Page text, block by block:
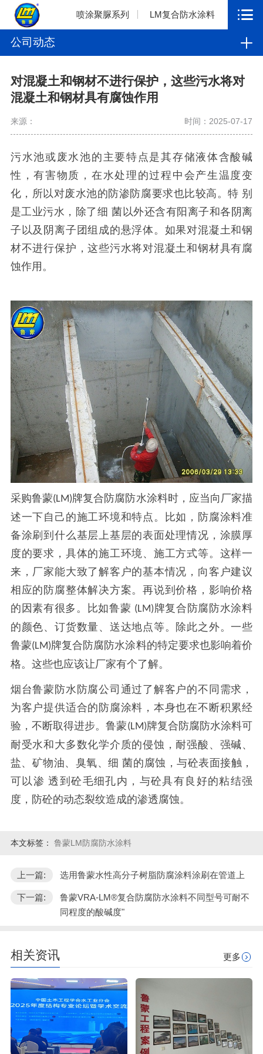
喷涂聚脲系列 LM复合防水涂料
公司动态
对混凝土和钢材不进行保护，这些污水将对
混凝土和钢材具有腐蚀作用
来源： 时间：2025-07-17
污水池或废水池的主要特点是其存储液体含酸碱
性，有害物质，在水处理的过程中会产生温度变
化，所以对废水池的防渗防腐要求也比较高。特 别
是工业污水，除了细 菌以外还含有阳离子和各阴离
子以及阴离子团组成的悬浮体。如果对混凝土和钢
材不进行保护，这些污水将对混凝土和钢材具有腐
蚀作用。
采购鲁蒙(LM)牌复合防腐防水涂料时，应当向厂家描
述一下自己的施工环境和特点。比如，防腐涂料准
备涂刷到什么基层上基层的表面处理情况，涂膜厚
度的要求，具体的施工环境、施工方式等。这样一
来，厂家能大致了解客户的基本情况，向客户建议
相应的防腐整体解决方案。再说到价格，影响价格
的因素有很多。比如鲁蒙 (LM)牌复合防腐防水涂料
的颜色、订货数量、送达地点等。除此之外。一些
鲁蒙(LM)牌复合防腐防水涂料的特定要求也影响着价
格。这些也应该让厂家有个了解。
烟台鲁蒙防水防腐公司通过了解客户的不同需求，
为客户提供适合的防腐涂料，本身也在不断积累经
验，不断取得进步。鲁蒙(LM)牌复合防腐防水涂料可
耐受水和大多数化学介质的侵蚀，耐强酸、强碱、
盐、矿物油、臭氧、细 菌的腐蚀，与砼表面接触，
可以渗 透到砼毛细孔内，与砼具有良好的粘结强
度，防砼的动态裂纹造成的渗透腐蚀。
本文标签： 鲁蒙LM防腐防水涂料
上一篇: 选用鲁蒙水性高分子树脂防腐涂料涂刷在管道上
下一篇:
鲁蒙VRA-LM®复合防腐防水涂料不同型号可耐不
同程度的酸碱度"
相关资讯 更多